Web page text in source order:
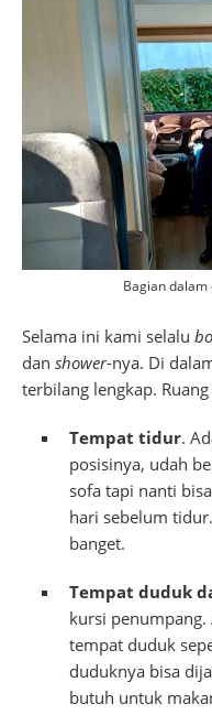
Bagian
Selama ini kami selalu
dan shower-nya. Di
terbilang lengkap.
Tempat tidur.
posisinya, udah
sofa tapi nanti
hari sebelum
banget.
Tempat duduk
kursi penumpang.
tempat duduk
duduknya bisa
butuh untuk